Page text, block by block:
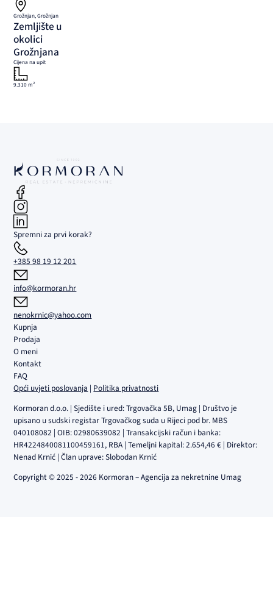
Grožnjan, Grožnjan
Zemljište u
okolici
Grožnjana
Cijena na upit
9.310 m²
Spremni za prvi korak?
+385 98 19 12 201
info@kormoran.hr
nenokrnic@yahoo.com
Kupnja
Prodaja
O meni
Kontakt
FAQ
Opći uvjeti poslovanja | Politika privatnosti
Kormoran d.o.o. | Sjedište i ured: Trgovačka 5B, Umag | Društvo je
upisano u sudski registar Trgovačkog suda u Rijeci pod br. MBS
040108082 | OIB: 02980639082 | Transakcijski račun i banka:
HR4224840081100459161, RBA | Temeljni kapital: 2.654,46 € | Direktor:
Nenad Krnić | Član uprave: Slobodan Krnić
Copyright © 2025 - 2026 Kormoran – Agencija za nekretnine Umag